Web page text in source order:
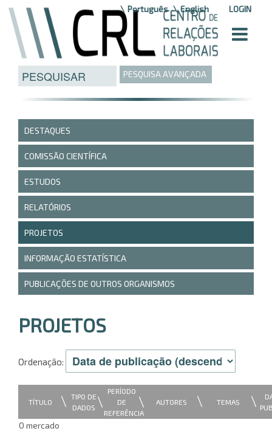
Saltar para o conteúdo LOGIN
Português English
PESQUISA AVANÇADA
DESTAQUES
COMISSÃO CIENTÍFICA
ESTUDOS
RELATÓRIOS
PROJETOS
INFORMAÇÃO ESTATÍSTICA
PUBLICAÇÕES DE OUTROS ORGANISMOS
PROJETOS
Ordenação:
TÍTULO |
TIPO DE
DADOS |
PERÍODO
DE
REFERÊNCIA
| AUTORES | TEMAS |
O mercado